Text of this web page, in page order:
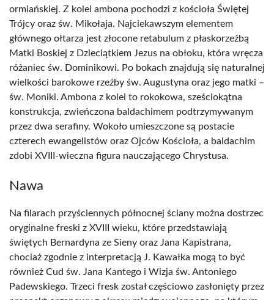
ormiańskiej. Z kolei ambona pochodzi z kościoła Świętej
Trójcy oraz św. Mikołaja. Najciekawszym elementem
głównego ołtarza jest złocone retabulum z płaskorzeźbą
Matki Boskiej z Dzieciątkiem Jezus na obłoku, która wręcza
różaniec św. Dominikowi. Po bokach znajdują się naturalnej
wielkości barokowe rzeźby św. Augustyna oraz jego matki –
św. Moniki. Ambona z kolei to rokokowa, sześciokątna
konstrukcja, zwieńczona baldachimem podtrzymywanym
przez dwa serafiny. Wokoło umieszczone są postacie
czterech ewangelistów oraz Ojców Kościoła, a baldachim
zdobi XVIII-wieczna figura nauczającego Chrystusa.
Nawa
Na filarach przyściennych północnej ściany można dostrzec
oryginalne freski z XVIII wieku, które przedstawiają
świętych Bernardyna ze Sieny oraz Jana Kapistrana,
chociaż zgodnie z interpretacją J. Kawałka mogą to być
również Cud św. Jana Kantego i Wizja św. Antoniego
Padewskiego. Trzeci fresk został częściowo zasłonięty przez